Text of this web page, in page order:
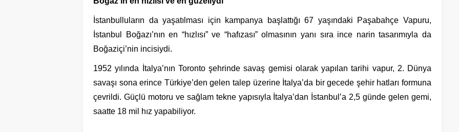
İstanbulluların da yaşatılması için kampanya başlattığı 67 yaşındaki Paşabahçe Vapuru,
İstanbul Boğazı’nın en “hızlısı” ve “hafızası” olmasının yanı sıra ince narin tasarımıyla da
Boğaziçi’nin incisiydi.
1952 yılında İtalya’nın Toronto şehrinde savaş gemisi olarak yapılan tarihi vapur, 2. Dünya
savaşı sona erince Türkiye’den gelen talep üzerine İtalya’da bir gecede şehir hatları formuna
çevrildi. Güçlü motoru ve sağlam tekne yapısıyla İtalya’dan İstanbul’a 2,5 günde gelen gemi,
saatte 18 mil hız yapabiliyor.